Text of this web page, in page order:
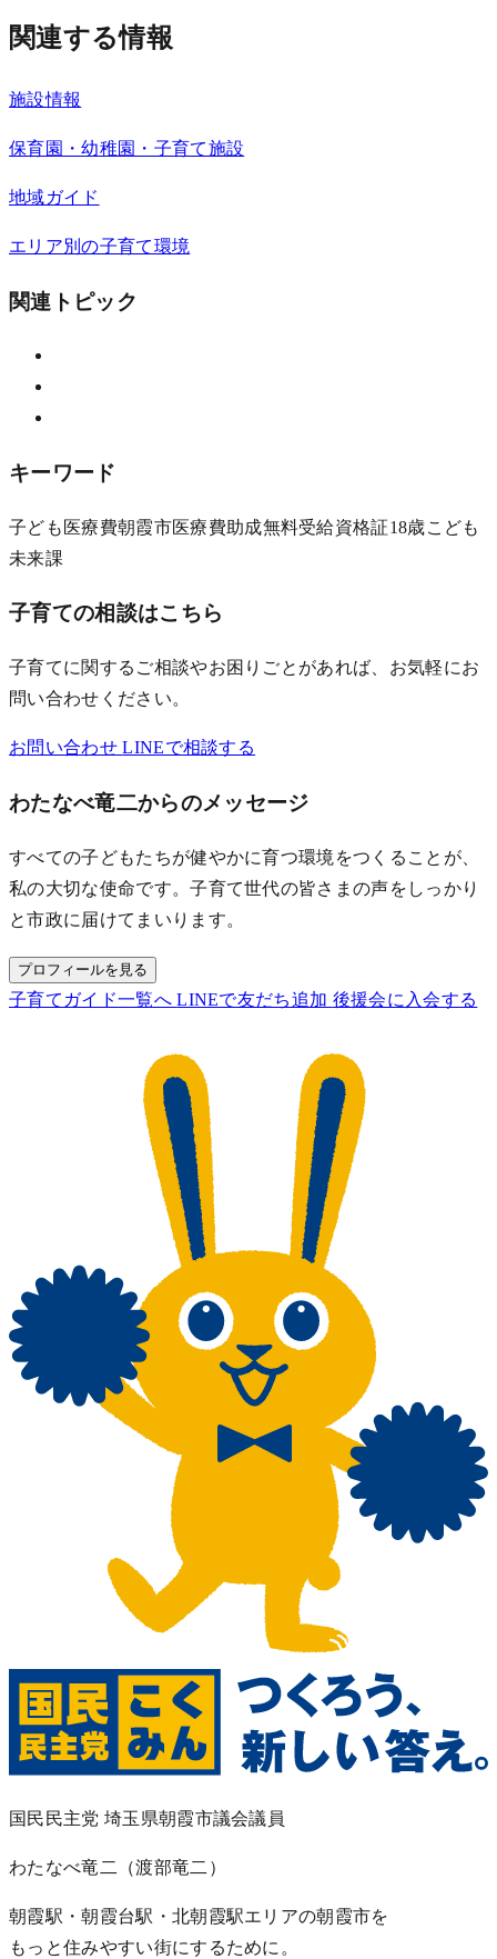
関連する情報
施設情報
保育園・幼稚園・子育て施設
地域ガイド
エリア別の子育て環境
関連トピック
キーワード
子ども医療費朝霞市医療費助成無料受給資格証18歳こども
未来課
子育ての相談はこちら
子育てに関するご相談やお困りごとがあれば、お気軽にお
問い合わせください。
お問い合わせLINEで相談する
わたなべ竜二からのメッセージ
すべての子どもたちが健やかに育つ環境をつくることが、
私の大切な使命です。子育て世代の皆さまの声をしっかり
と市政に届けてまいります。
プロフィールを見る
子育てガイド一覧へLINEで友だち追加 後援会に入会する
国民民主党 埼玉県朝霞市議会議員
わたなべ竜二 （渡部竜二）
朝霞駅・朝霞台駅・北朝霞駅エリアの朝霞市を
もっと住みやすい街にするために。